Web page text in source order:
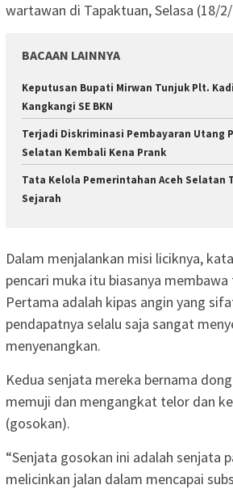
wartawan di Tapaktuan, Selasa (18/
BACAAN LAINNYA
Keputusan Bupati Mirwan Tunjuk Plt.
Kangkangi SE BKN
Terjadi Diskriminasi Pembayaran Utang
Selatan Kembali Kena Prank
Tata Kelola Pemerintahan Aceh Selatan
Sejarah
Dalam menjalankan misi liciknya,
pencari muka itu biasanya
Pertama adalah kipas angin yang
pendapatnya selalu saja sangat
menyenangkan.
Kedua senjata mereka bernama
memuji dan mengangkat telor dan
(gosokan).
“Senjata gosokan ini adalah senjata
melicinkan jalan dalam mencapai